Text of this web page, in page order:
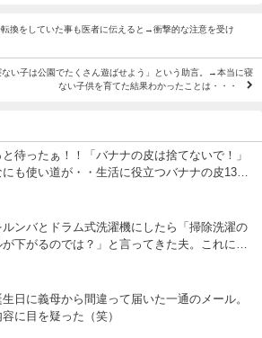
換をしていた事も医者に伝えると→衝撃的な注意を受け
い子は公園でたくさん遊ばせよう」という助言。→本当に寝
ない子供を育てた結果わかったことは・・・
と待ったぁ！！「バナナの皮は捨てないで！」
にも使い道が・・生活に役立つバナナの皮13の
ルンバとドラム式洗濯機にしたら「掃除洗濯の
が下がるのでは？」と言ってきた夫。これに対
生日に義母から間違って届いた一通のメール。
に目を疑った（笑）